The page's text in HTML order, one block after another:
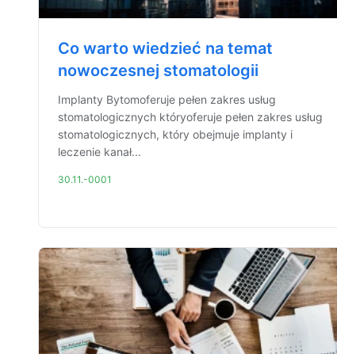
Co warto wiedzieć na temat
nowoczesnej stomatologii
Implanty Bytomoferuje pełen zakres usług
stomatologicznych któryoferuje pełen zakres usług
stomatologicznych, który obejmuje implanty i
leczenie kanał...
30.11.-0001